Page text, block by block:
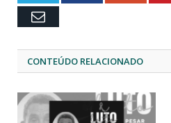
Email
CONTEÚDO RELACIONADO